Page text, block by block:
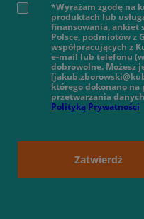
*Wyrażam zgodę na
produktach lub
finansowania, ankiet
Polsce, podmiotów z
współpracujących z
e-mail lub telefonu
dobrowolne. Możesz
którego dokonano na
przetwarzania
Polityką Prywatności
Zatwierdź